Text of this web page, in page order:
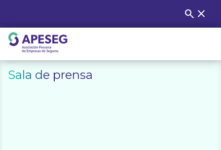
content
Buscar:
search close
APESEG
Sala de prensa